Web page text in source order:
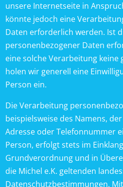
unsere Internetseite in
könnte jedoch eine
Daten erforderlich werden. Ist
personenbezogener Daten
eine solche Verarbeitung keine
holen wir generell eine
Person ein.
Die Verarbeitung
beispielsweise des Namens,
Adresse oder Telefonnummer
Person, erfolgt stets im
Grundverordnung und in
die Michel e.K. geltenden
Datenschutzbestimmungen.